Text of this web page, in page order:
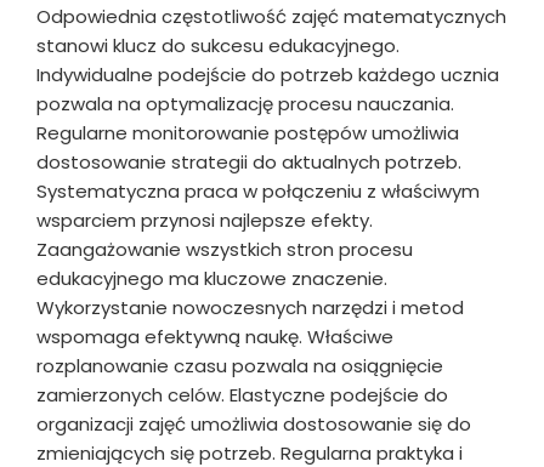
Odpowiednia częstotliwość zajęć matematycznych
stanowi klucz do sukcesu edukacyjnego.
Indywidualne podejście do potrzeb każdego ucznia
pozwala na optymalizację procesu nauczania.
Regularne monitorowanie postępów umożliwia
dostosowanie strategii do aktualnych potrzeb.
Systematyczna praca w połączeniu z właściwym
wsparciem przynosi najlepsze efekty.
Zaangażowanie wszystkich stron procesu
edukacyjnego ma kluczowe znaczenie.
Wykorzystanie nowoczesnych narzędzi i metod
wspomaga efektywną naukę. Właściwe
rozplanowanie czasu pozwala na osiągnięcie
zamierzonych celów. Elastyczne podejście do
organizacji zajęć umożliwia dostosowanie się do
zmieniających się potrzeb. Regularna praktyka i